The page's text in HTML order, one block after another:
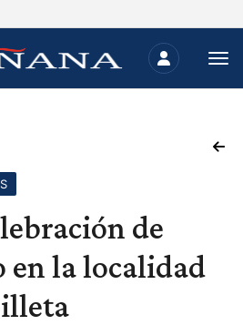
de
en la localidad